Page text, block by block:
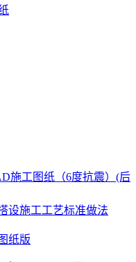
施工图纸（6度抗震）(后
设施工工艺标准做法
纸版